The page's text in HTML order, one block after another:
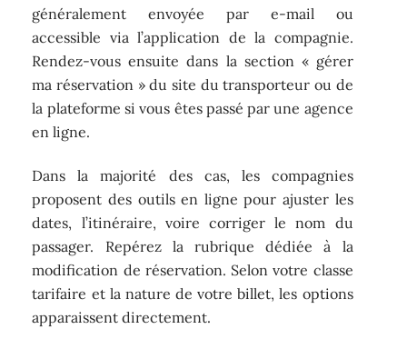
généralement envoyée par e-mail ou
accessible via l’application de la compagnie.
Rendez-vous ensuite dans la section « gérer
ma réservation » du site du transporteur ou de
la plateforme si vous êtes passé par une agence
en ligne.
Dans la majorité des cas, les compagnies
proposent des outils en ligne pour ajuster les
dates, l’itinéraire, voire corriger le nom du
passager. Repérez la rubrique dédiée à la
modification de réservation. Selon votre classe
tarifaire et la nature de votre billet, les options
apparaissent directement.